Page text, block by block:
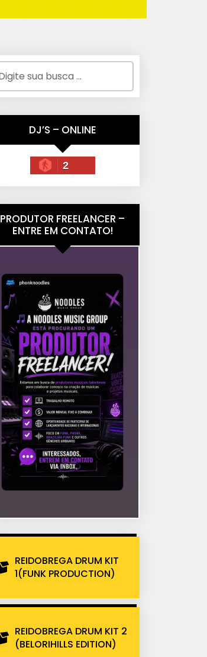
DJ’S – ONLINE
2
PRODUTOR FREELANCER –
ENTRE EM CONTATO!
REIDOBREGA DRUM KIT
1(FUNK PRODUCTION)
REIDOBREGA DRUM KIT 2
(BELORIHILLS EDITION)